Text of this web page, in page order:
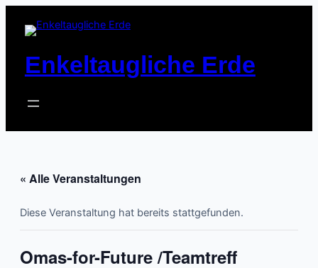
Enkeltaugliche Erde
« Alle Veranstaltungen
Diese Veranstaltung hat bereits stattgefunden.
Omas-for-Future /Teamtreff